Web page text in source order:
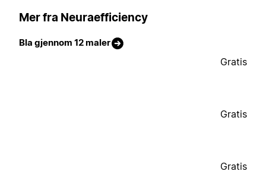
Mer fra Neuraefficiency
Bla gjennom 12 maler
Gratis
Gratis
Gratis